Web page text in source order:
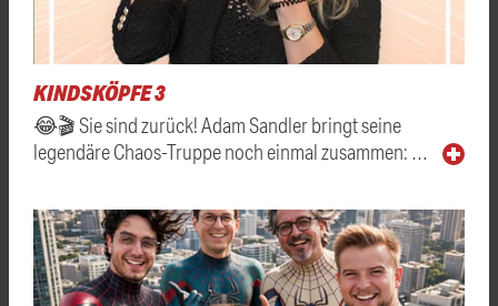
KINDSKÖPFE 3
😂🎬 Sie sind zurück! Adam Sandler bringt seine
legendäre Chaos-Truppe noch einmal zusammen: …